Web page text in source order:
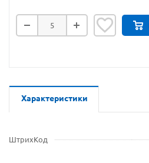
Характеристики
ШтрихКод